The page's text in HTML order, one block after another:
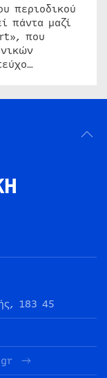
περιοδικού
πάντα μαζί
που
183 45